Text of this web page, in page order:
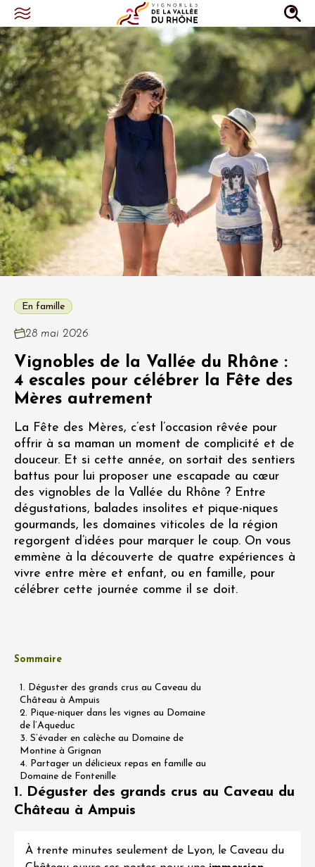
En famille
28 mai 2026
Vignobles de la Vallée du Rhône :
4 escales pour célébrer la Fête des
Mères autrement
La Fête des Mères, c’est l’occasion rêvée pour
offrir à sa maman un moment de complicité et de
douceur. Et si cette année, on sortait des sentiers
battus pour lui proposer une escapade au cœur
des vignobles de la Vallée du Rhône ? Entre
dégustations, balades insolites et pique-niques
gourmands, les domaines viticoles de la région
regorgent d’idées pour marquer le coup. On vous
emmène à la découverte de quatre expériences à
vivre entre mère et enfant, ou en famille, pour
célébrer cette journée comme il se doit.
Sommaire
1. Déguster des grands crus au Caveau du
Château à Ampuis
2. Pique-niquer dans les vignes au Domaine
de l’Aqueduc
3. S’évader en calèche au Domaine de
Montine à Grignan
4. Partager un délicieux repas en famille au
Domaine de Fontenille
1. Déguster des grands crus au Caveau du
Château à Ampuis
À trente minutes seulement de Lyon, le Caveau du